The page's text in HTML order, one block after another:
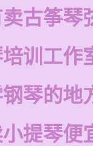
古筝琴
训工作
琴的地
提琴便